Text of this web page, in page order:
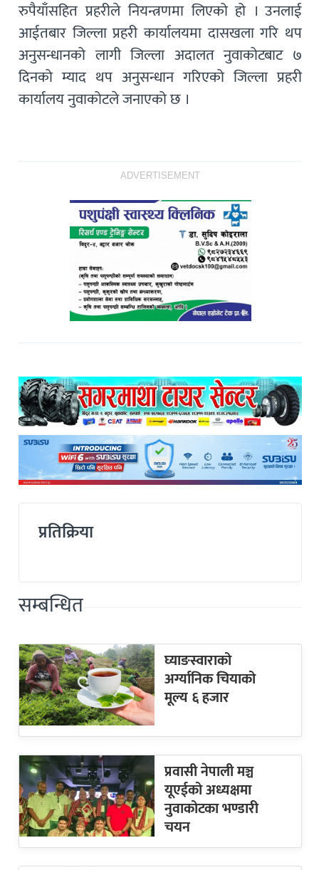
रुपैयाँसहित प्रहरीले नियन्त्रणमा लिएको हो । उनलाई
आईतबार जिल्ला प्रहरी कार्यालयमा दासखला गरि थप
अनुसन्धानको लागी जिल्ला अदालत नुवाकोटबाट ७
दिनको म्याद थप अनुसन्धान गरिएको जिल्ला प्रहरी
कार्यालय नुवाकोटले जनाएको छ ।
ADVERTISEMENT
प्रतिक्रिया
सम्बन्धित
घ्याङस्वाराको
अर्ग्यानिक चियाको
मूल्य ६ हजार
प्रवासी नेपाली मञ्च
यूएईको अध्यक्षमा
नुवाकोटका भण्डारी
चयन